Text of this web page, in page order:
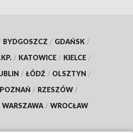
BYDGOSZCZ / GDAŃSK /
/ KATOWICE / KIELCE /
/ ŁÓDŹ / OLSZTYN /
POZNAŃ / RZESZÓW /
WARSZAWA / WROCŁAW